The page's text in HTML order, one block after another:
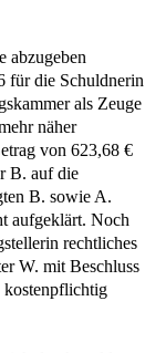
abzugeben
für die Schuldnerin
als Zeuge
näher
von 623,68 €
B. auf die
B. sowie A.
aufgeklärt. Noch
rechtliches
W. mit Beschluss
kostenpflichtig